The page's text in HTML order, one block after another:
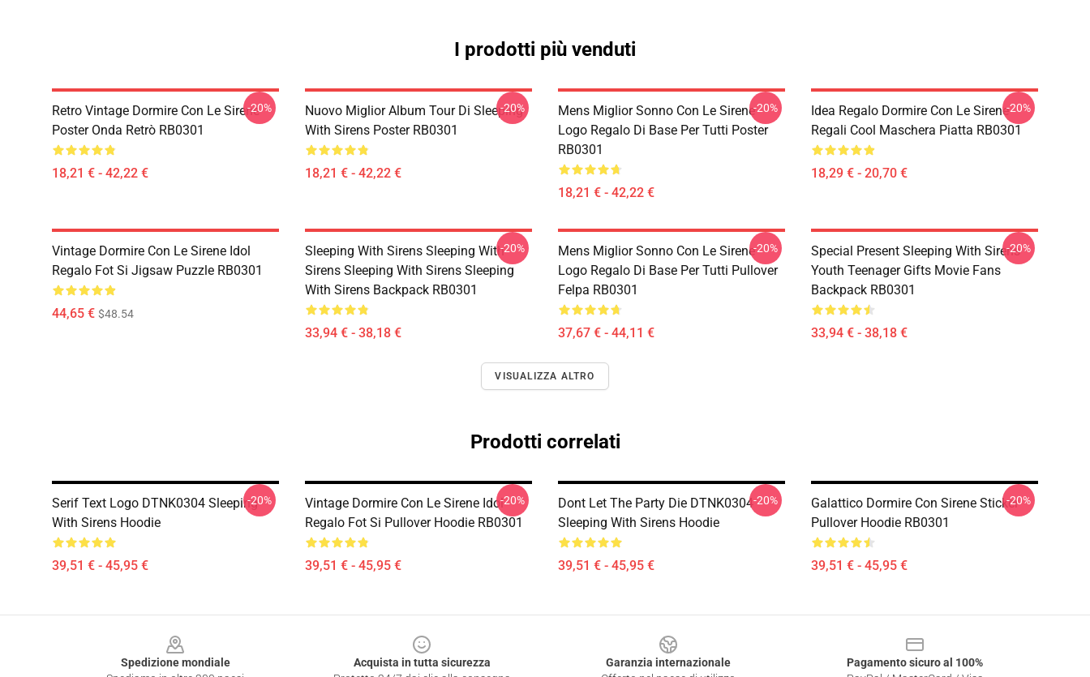
I prodotti più venduti
Retro Vintage Dormire Con Le Sirene
Poster Onda Retrò RB0301
18,21 € - 42,22 €
-20%
Nuovo Miglior Album Tour Di Sleeping
With Sirens Poster RB0301
18,21 € - 42,22 €
-20%
Mens Miglior Sonno Con Le Sirene
Logo Regalo Di Base Per Tutti Poster
RB0301
18,21 € - 42,22 €
-20%
Idea Regalo Dormire Con Le Sirene
Regali Cool Maschera Piatta RB0301
18,29 € - 20,70 €
-20%
Vintage Dormire Con Le Sirene Idol
Regalo Fot Si Jigsaw Puzzle RB0301
44,65 € $48.54
Sleeping With Sirens Sleeping With
Sirens Sleeping With Sirens Sleeping
With Sirens Backpack RB0301
33,94 € - 38,18 €
-20%
Mens Miglior Sonno Con Le Sirene
Logo Regalo Di Base Per Tutti Pullover
Felpa RB0301
37,67 € - 44,11 €
-20%
Special Present Sleeping With Sirens
Youth Teenager Gifts Movie Fans
Backpack RB0301
33,94 € - 38,18 €
-20%
VISUALIZZA ALTRO
Prodotti correlati
Serif Text Logo DTNK0304 Sleeping
With Sirens Hoodie
39,51 € - 45,95 €
-20%
Vintage Dormire Con Le Sirene Idol
Regalo Fot Si Pullover Hoodie RB0301
39,51 € - 45,95 €
-20%
Dont Let The Party Die DTNK0304
Sleeping With Sirens Hoodie
39,51 € - 45,95 €
-20%
Galattico Dormire Con Sirene Sticker
Pullover Hoodie RB0301
39,51 € - 45,95 €
-20%
Spedizione mondiale
Acquista in tutta sicurezza
Garanzia internazionale
Pagamento sicuro al 100%